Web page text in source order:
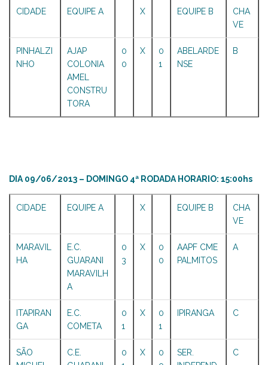
CIDADE EQUIPE A X EQUIPE B
CHA
VE
PINHALZI
NHO
AJAP
COLONIA
AMEL
CONSTRU
TORA
0
0
X
0
1
ABELARDE
NSE
B
DIA 09/06/2013 – DOMINGO 4ª RODADA HORARIO: 15:00hs
CIDADE EQUIPE A X EQUIPE B
CHA
VE
MARAVIL
HA
E.C.
GUARANI
MARAVILH
A
0
3
X
0
0
AAPF CME
PALMITOS
A
ITAPIRAN
GA
E.C.
COMETA
0
1
X
0
1
IPIRANGA C
SÃO
C.E.
0
X
0
SER.
C